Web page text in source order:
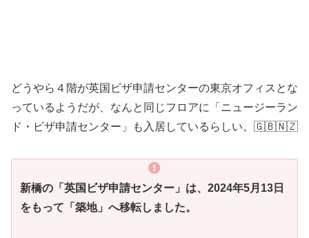
どうやら４階が英国ビザ申請センターの東京オフィスとな
っているようだが、なんと同じフロアに「ニュージーラン
ド・ビザ申請センター」も入居しているらしい。🇬🇧🇳🇿
新橋の「英国ビザ申請センター」は、2024年5月13日
をもって「築地」へ移転しました。